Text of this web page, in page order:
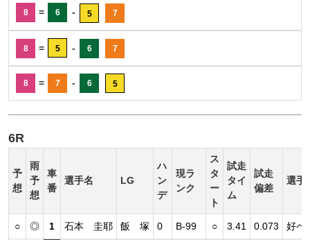
8 = 6 - 5 7
8 = 5 - 6 7
8 = 7 - 6 5
6R
予
想
雨
予
想
車
番
選手名 LG
ハ
ン
デ
現ラ
ンク
ス
タ
ー
ト
試走
タイ
ム
試走
偏差
選手
○ ◎ 1 石本 圭耶 飯 塚 0 B-99 ○ 3.41 0.073 好ペ